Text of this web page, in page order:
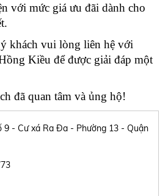
với mức giá ưu đãi dành cho
khách vui lòng liên hệ với
Kiều để được giải đáp một
đã quan tâm và ủng hộ!
- Cư xá Ra Đa - Phường 13 - Quận